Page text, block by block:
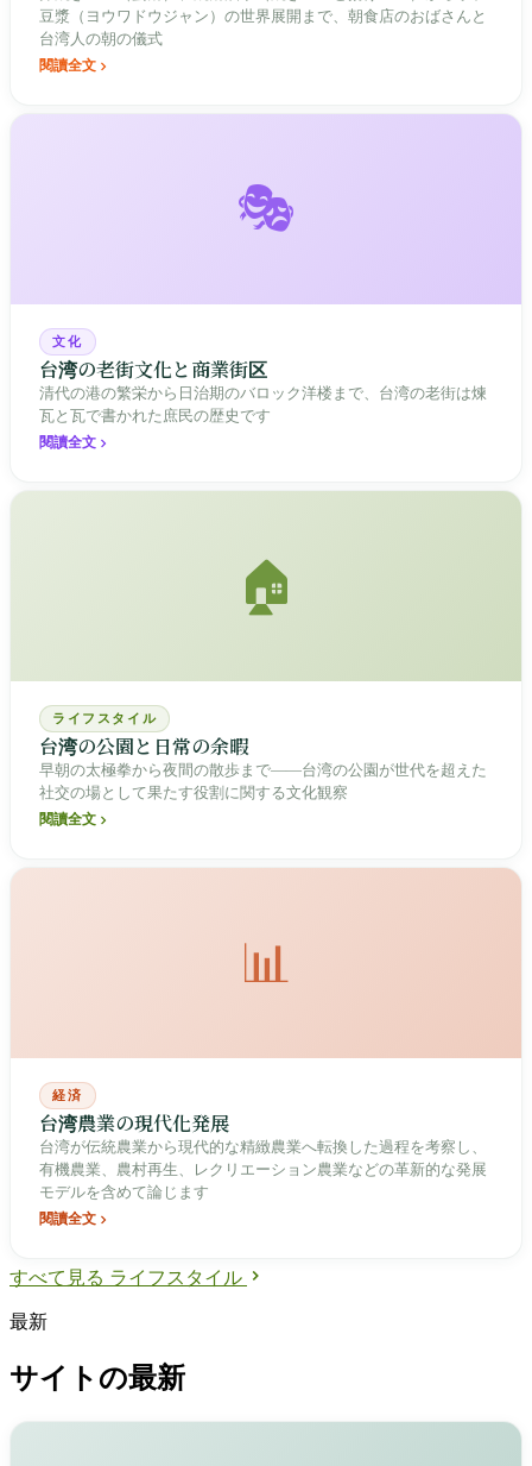
豆漿（ヨウワドウジャン）の世界展開まで、朝食店のおばさんと
台湾人の朝の儀式
閱讀全文
🎭
文化
台湾の老街文化と商業街区
清代の港の繁栄から日治期のバロック洋楼まで、台湾の老街は煉
瓦と瓦で書かれた庶民の歴史です
閱讀全文
🏠
ライフスタイル
台湾の公園と日常の余暇
早朝の太極拳から夜間の散歩まで――台湾の公園が世代を超えた
社交の場として果たす役割に関する文化観察
閱讀全文
📊
経済
台湾農業の現代化発展
台湾が伝統農業から現代的な精緻農業へ転換した過程を考察し、
有機農業、農村再生、レクリエーション農業などの革新的な発展
モデルを含めて論じます
閱讀全文
すべて見る ライフスタイル
最新
サイトの最新